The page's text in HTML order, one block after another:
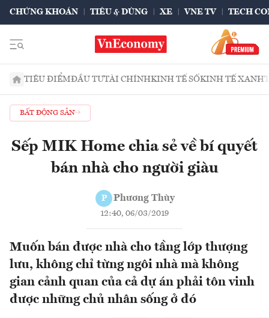
CHỨNG KHOÁN TIÊU & DÙNG XE VNE TV TECH
TIÊU ĐIỂMĐẦU TƯTÀI CHÍNHKINH TẾ SỐKINH TẾ XANH
BẤT ĐỘNG SẢN
Sếp MIK Home chia sẻ về bí quyết
bán nhà cho người giàu
P Phương Thùy
12:40, 06/03/2019
Muốn bán được nhà cho tầng lớp thượng
lưu, không chỉ từng ngôi nhà mà không
gian cảnh quan của cả dự án phải tôn vinh
được những chủ nhân sống ở đó